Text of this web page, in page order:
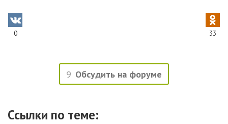
0 33
9 Обсудить на форуме
Ссылки по теме: